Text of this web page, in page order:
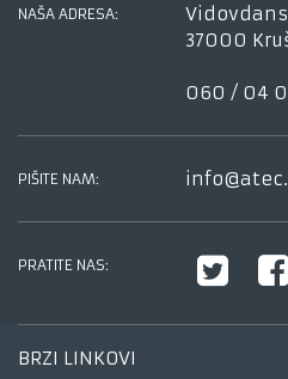
NAŠA ADRESA:
37000
060 / 04
PIŠITE NAM:
PRATITE NAS:
BRZI LINKOVI